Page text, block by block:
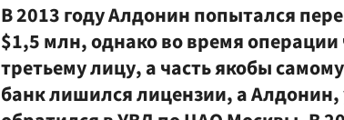
В 2013 году Алдонин попытался
$1,5 млн, однако во время
третьему лицу, а часть якобы
банк лишился лицензии, а